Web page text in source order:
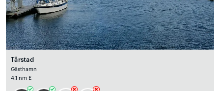
Tårstad
Gästhamn
4.1 nm E